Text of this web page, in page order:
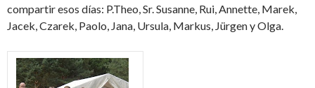
compartir esos días: P.Theo, Sr. Susanne, Rui, Annette, Marek,
Jacek, Czarek, Paolo, Jana, Ursula, Markus, Jürgen y Olga.